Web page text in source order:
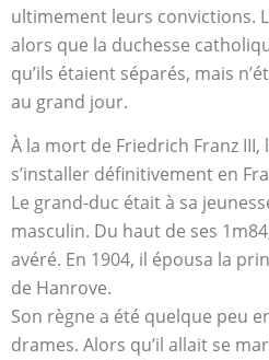
ultimement leurs convictions.
alors que la duchesse
qu’ils étaient séparés, mais
au grand jour.
À la mort de Friedrich Franz III,
s’installer définitivement en
Le grand-duc était à sa
masculin. Du haut de ses
avéré. En 1904, il épousa la
de Hanrove.
Son règne a été quelque peu
drames. Alors qu’il allait se